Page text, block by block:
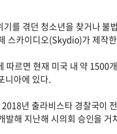
기를 겪던 청소년을 찾거나
스카이디오(Skydio)가 제작
따르면 현재 미국 내 약 1500
니아에 있다.
년 출라비스타 경찰국이
발해 지난해 시의회 승인을